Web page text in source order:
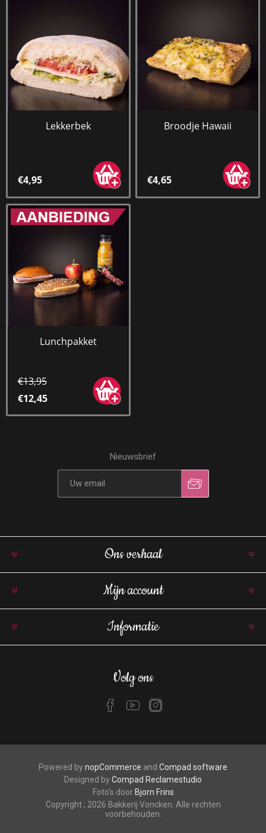
Lekkerbek
€4,95
Broodje Hawaii
€4,65
Lunchpakket
€13,95
€12,45
Nieuwsbrief
Ons verhaal
Mijn account
Informatie
Volg ons
Powered bynopCommerce and Compad software
Designed byCompad Reclamestudio
Foto's door Bjorn Frins
Copyright ; 2026 Bakkerij Voncken. Alle rechten
voorbehouden.